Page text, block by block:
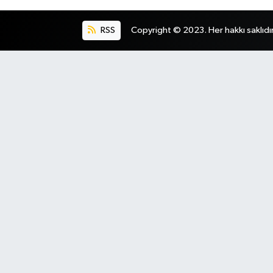
RSS Copyright © 2023. Her hakkı